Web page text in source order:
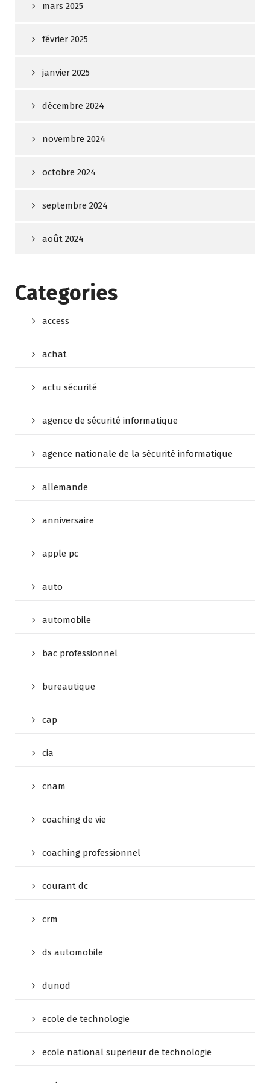
mars 2025
février 2025
janvier 2025
décembre 2024
novembre 2024
octobre 2024
septembre 2024
août 2024
Categories
access
achat
actu sécurité
agence de sécurité informatique
agence nationale de la sécurité informatique
allemande
anniversaire
apple pc
auto
automobile
bac professionnel
bureautique
cap
cia
cnam
coaching de vie
coaching professionnel
courant dc
crm
ds automobile
dunod
ecole de technologie
ecole national superieur de technologie